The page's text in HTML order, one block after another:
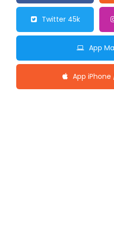
Twitter 45k
App
App iPhone